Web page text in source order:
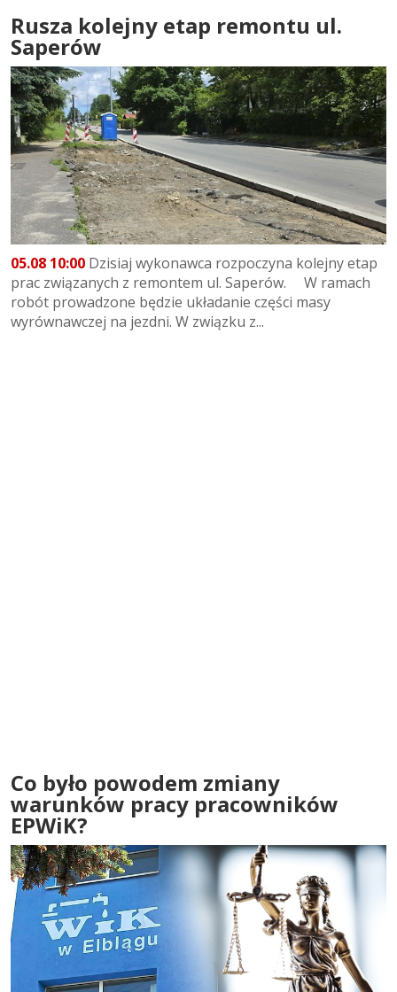
Rusza kolejny etap remontu ul.
Saperów
05.08 10:00 Dzisiaj wykonawca rozpoczyna kolejny etap
prac związanych z remontem ul. Saperów. W ramach
robót prowadzone będzie układanie części masy
wyrównawczej na jezdni. W związku z...
Co było powodem zmiany
warunków pracy pracowników
EPWiK?